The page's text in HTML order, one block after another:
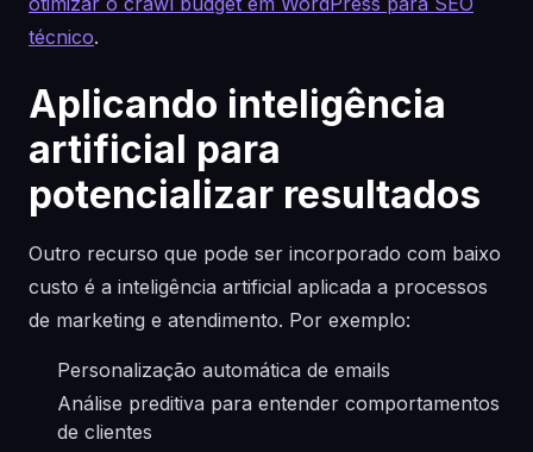
técnico.
Aplicando inteligência
artificial para
potencializar resultados
Outro recurso que pode ser incorporado com baixo
custo é a inteligência artificial aplicada a processos
de marketing e atendimento. Por exemplo:
Personalização automática de emails
Análise preditiva para entender comportamentos
de clientes